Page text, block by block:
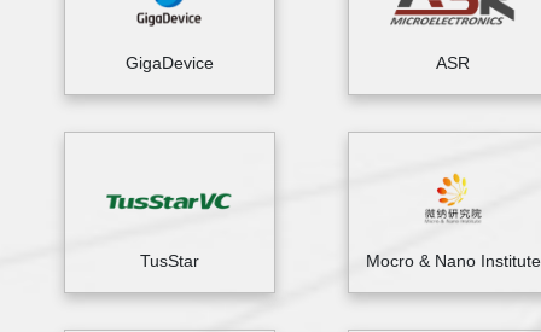
GigaDevice ASR
TusStar Mocro & Nano Institute